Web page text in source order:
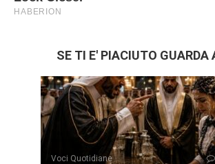
SE TI E' PIACIUTO GUARDA
Voci Quotidiane